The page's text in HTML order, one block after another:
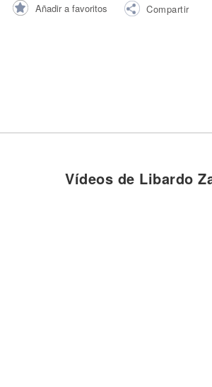
Añadir a favoritos Compartir
Vídeos de Libardo